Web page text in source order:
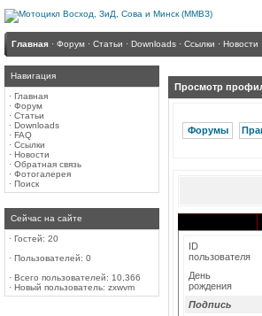
Главная · Форум · Статьи · Downloads · Ссылки · Новости
Навигация
· Главная
· Форум
· Статьи
· Downloads
· FAQ
· Ссылки
· Новости
· Обратная связь
· Фотогалерея
· Поиск
Сейчас на сайте
· Гостей: 20
· Пользователей: 0
· Всего пользователей: 10,366
· Новый пользователь: zxwvm
Просмотр
Форумы
ID
пользователя
День
рождения
Подпись